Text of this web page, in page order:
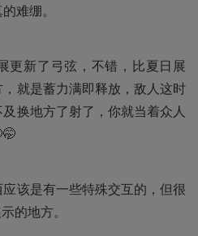
难绷。
更新了弓弦，不错，比夏日展
就是蓄力满即释放，敌人这时
换地方了射了，你就当着众人
该是有一些特殊交互的，但很
的地方。